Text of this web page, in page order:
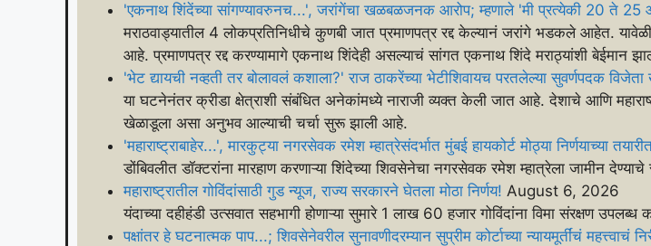
'एकनाथ शिंदेंच्या सांगण्यावरुनच...', जरांगेंचा खळबळजनक आरोप; म्हणाले 'मी प्रत्येकी 20 ते 25
मराठवाड्यातील 4 लोकप्रतिनिधीचे कुणबी जात प्रमाणपत्र रद्द केल्यानं जरांगे भडकले आहेत.
आहे. प्रमाणपत्र रद्द करण्यामागे एकनाथ शिंदेही असल्याचं सांगत एकनाथ शिंदे मराठ्यांशी बेईमान
'भेट द्यायची नव्हती तर बोलावलं कशाला?' राज ठाकरेंच्या भेटीशिवायच परतलेल्या सुवर्णपदक
या घटनेनंतर क्रीडा क्षेत्राशी संबंधित अनेकांमध्ये नाराजी व्यक्त केली जात आहे. देशाचे आणि
खेळाडूला असा अनुभव आल्याची चर्चा सुरू झाली आहे.
'महाराष्ट्राबाहेर...', मारकुट्या नगरसेवक रमेश म्हात्रेसंदर्भात मुंबई हायकोर्ट मोठ्या निर्णयाच्या
डोंबिवलीत डॉक्टरांना मारहाण करणाऱ्या शिंदेच्या शिवसेनेचा नगरसेवक रमेश म्हात्रेला जामीन
महाराष्ट्रातील गोविंदांसाठी गुड न्यूज, राज्य सरकारने घेतला मोठा निर्णय! August 6, 2026
यंदाच्या दहीहंडी उत्सवात सहभागी होणाऱ्या सुमारे 1 लाख 60 हजार गोविंदांना विमा संरक्षण
पक्षांतर हे घटनात्मक पाप...; शिवसेनेवरील सुनावणीदरम्यान सुप्रीम कोर्टाच्या न्यायमूर्तींचं